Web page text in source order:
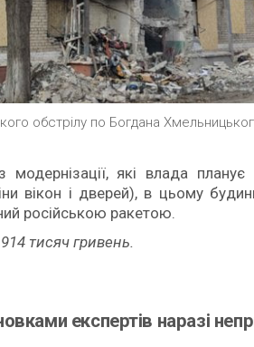
обстрілу по Богдана
модернізації, які влада
вікон і дверей), в цьому
російською ракетою.
тисяч гривень.
експертів наразі